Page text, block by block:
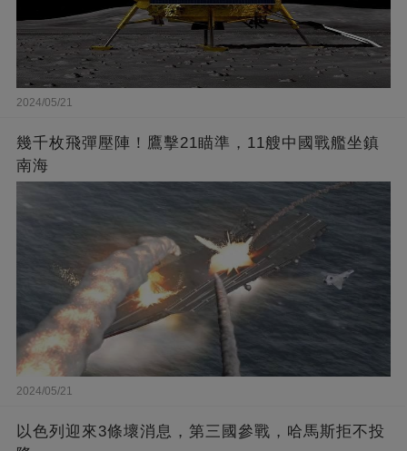
2024/05/21
幾千枚飛彈壓陣！鷹擊21瞄準，11艘中國戰艦坐鎮
南海
2024/05/21
以色列迎來3條壞消息，第三國參戰，哈馬斯拒不投